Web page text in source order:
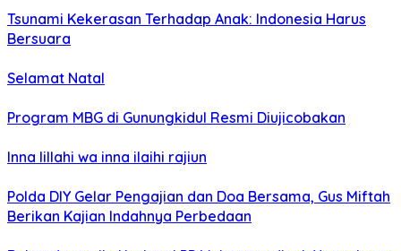
Tsunami Kekerasan Terhadap Anak: Indonesia Harus
Bersuara
Selamat Natal
Program MBG di Gunungkidul Resmi Diujicobakan
Inna lillahi wa inna ilaihi rajiun
Polda DIY Gelar Pengajian dan Doa Bersama, Gus Miftah
Berikan Kajian Indahnya Perbedaan